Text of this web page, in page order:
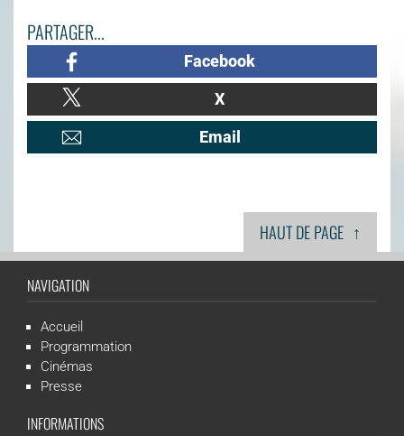
PARTAGER...
Facebook
X
Email
HAUT DE PAGE ↑
NAVIGATION
Accueil
Programmation
Cinémas
Presse
INFORMATIONS